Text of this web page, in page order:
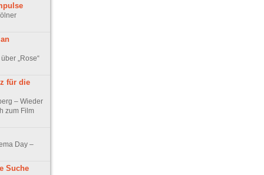
„Rose“
für die
– Wieder
zum Film
Day –
Suche